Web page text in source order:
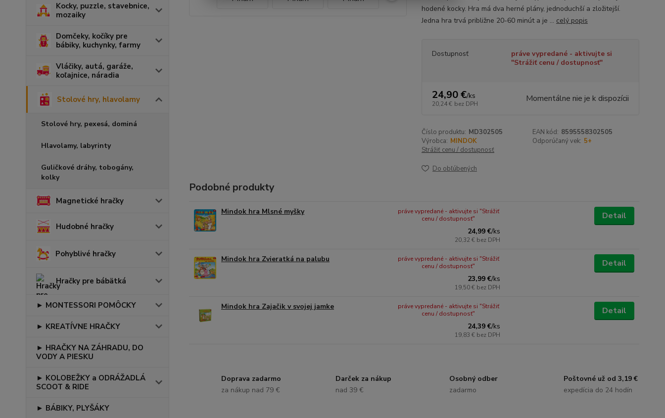
Kocky, puzzle, stavebnice,
mozaiky
Domčeky, kočíky pre
bábiky, kuchynky, farmy
Vláčiky, autá, garáže,
koľajnice, náradia
Stolové hry, hlavolamy
Stolové hry, pexesá, dominá
Hlavolamy, labyrinty
Guličkové dráhy, tobogány,
kolky
Magnetické hračky
Hudobné hračky
Pohyblivé hračky
Hračky pre bábätká
► MONTESSORI POMÔCKY
► KREATÍVNE HRAČKY
► HRAČKY NA ZÁHRADU, DO
VODY A PIESKU
► KOLOBEŽKY a ODRÁŽADLÁ
SCOOT & RIDE
► BÁBIKY, PLYŠÁKY
hodené kocky. Hra má dva herné plány, jednoduchší a zložitejší.
Jedna hra trvá približne 20-60 minút a je ... celý popis
Dostupnosť
práve vypredané - aktivujte si
"Strážiť cenu / dostupnosť"
24,90 €/ks
20,24 € bez DPH Momentálne nie je k dispozícii
Číslo produktu: MD302505 EAN kód: 8595558302505
Výrobca: MINDOK Odporúčaný vek: 5+
Strážiť cenu / dostupnosť
Do obľúbených
Podobné produkty
Mindok hra Mlsné myšky
24,99 €/ks
20,32 € bez DPH
práve vypredané - aktivujte si "Strážiť
cenu / dostupnosť"
Detail
Mindok hra Zvieratká na palubu
23,99 €/ks
19,50 € bez DPH
práve vypredané - aktivujte si "Strážiť
cenu / dostupnosť"
Detail
Mindok hra Zajačik v svojej jamke
24,39 €/ks
19,83 € bez DPH
práve vypredané - aktivujte si "Strážiť
cenu / dostupnosť"
Detail
Doprava zadarmo
za nákup nad 79 €
Darček za nákup
nad 39 €
Osobný odber
zadarmo
Poštovné už od 3,19 €
expedícia do 24 hodín